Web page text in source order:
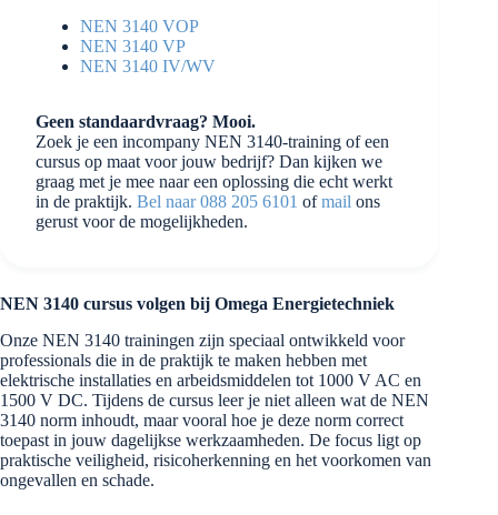
NEN 3140 VOP
NEN 3140 VP
NEN 3140 IV/WV
Geen standaardvraag? Mooi.
Zoek je een incompany NEN 3140-training of een
cursus op maat voor jouw bedrijf? Dan kijken we
graag met je mee naar een oplossing die echt werkt
in de praktijk. Bel naar 088 205 6101 ofmail ons
gerust voor de mogelijkheden.
NEN 3140 cursus volgen bij Omega Energietechniek
Onze NEN 3140 trainingen zijn speciaal ontwikkeld voor
professionals die in de praktijk te maken hebben met
elektrische installaties en arbeidsmiddelen tot 1000 V AC en
1500 V DC. Tijdens de cursus leer je niet alleen wat de NEN
3140 norm inhoudt, maar vooral hoe je deze norm correct
toepast in jouw dagelijkse werkzaamheden. De focus ligt op
praktische veiligheid, risicoherkenning en het voorkomen van
ongevallen en schade.